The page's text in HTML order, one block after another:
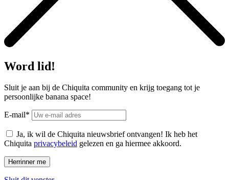
Word lid!
Sluit je aan bij de Chiquita community en krijg toegang tot je
persoonlijke banana space!
E-mail*
Ja, ik wil de Chiquita nieuwsbrief ontvangen! Ik heb het
Chiquita privacybeleid gelezen en ga hiermee akkoord.